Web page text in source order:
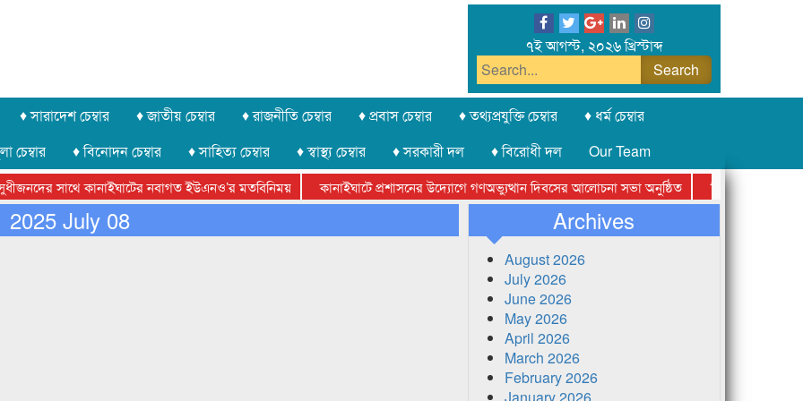
৭ই আগস্ট, ২০২৬ খ্রিস্টাব্দ
♦ সারাদেশ চেম্বার ♦ জাতীয় চেম্বার ♦ রাজনীতি চেম্বার ♦ প্রবাস চেম্বার ♦ তথ্যপ্রযুক্তি চেম্বার
♦ ধর্ম চেম্বার
চেম্বার ♦ বিনোদন চেম্বার ♦ সাহিত্য চেম্বার ♦ স্বাস্থ্য চেম্বার ♦ সরকারী দল ♦ বিরোধী দল
Our Team
সাথে কানাইঘাটের নবাগত ইউএনও’র মতবিনিময় কানাইঘাটে প্রশাসনের উদ্যোগে গণঅভ্যুত্থান দিবসের আলোচনা সভা অনুষ্ঠিত
সিলেট অনলাইন
বিভাগীয় অভিনয় কর্মশালা সম্পন্ন
2025 July 08 Archives
August 2026
July 2026
June 2026
May 2026
April 2026
March 2026
February 2026